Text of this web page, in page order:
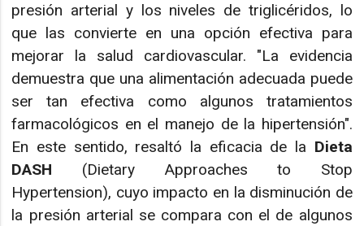
presión arterial y los niveles de triglicéridos, lo
que las convierte en una opción efectiva para
mejorar la salud cardiovascular. "La evidencia
demuestra que una alimentación adecuada puede
ser tan efectiva como algunos tratamientos
farmacológicos en el manejo de la hipertensión".
En este sentido, resaltó la eficacia de la Dieta
DASH (Dietary Approaches to Stop
Hypertension), cuyo impacto en la disminución de
la presión arterial se compara con el de algunos